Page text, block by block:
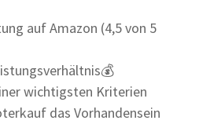
auf Amazon (4,5 von 5
wichtigsten Kriterien
das Vorhandensein